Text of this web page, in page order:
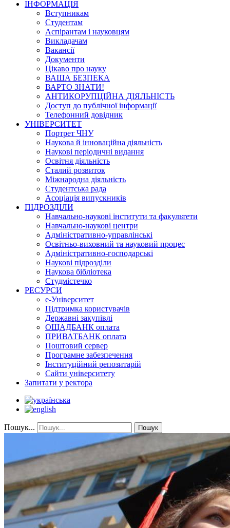
ІНФОРМАЦІЯ
Вступникам
Студентам
Аспірантам і науковцям
Викладачам
Вакансії
Документи
Цікаво про науку
ВАША БЕЗПЕКА
ВАРТО ЗНАТИ!
АНТИКОРУПЦІЙНА ДІЯЛЬНІСТЬ
Доступ до публічної інформації
Телефонний довідник
УНІВЕРСИТЕТ
Портрет ЧНУ
Наукова й інноваційна діяльність
Наукові періодичні видання
Освітня діяльність
Сталий розвиток
Міжнародна діяльність
Студентська рада
Асоціація випускників
ПІДРОЗДІЛИ
Навчально-наукові інститути та факультети
Навчально-наукові центри
Адміністративно-управлінські
Освітньо-виховний та науковий процес
Адміністративно-господарські
Наукові підрозділи
Наукова бібліотека
Студмістечко
РЕСУРСИ
е-Університет
Підтримка користувачів
Державні закупівлі
ОЩАДБАНК оплата
ПРИВАТБАНК оплата
Поштовий сервер
Програмне забезпечення
Інституційний репозитарій
Сайти університету
Запитати у ректора
Пошук... Пошук